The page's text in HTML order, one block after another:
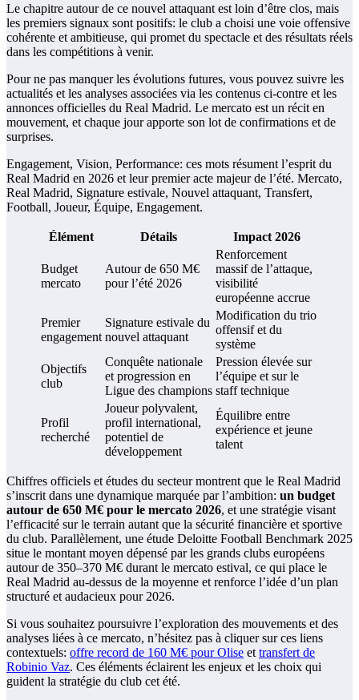
Le chapitre autour de ce nouvel attaquant est loin d’être clos, mais
les premiers signaux sont positifs: le club a choisi une voie offensive
cohérente et ambitieuse, qui promet du spectacle et des résultats réels
dans les compétitions à venir.
Pour ne pas manquer les évolutions futures, vous pouvez suivre les
actualités et les analyses associées via les contenus ci-contre et les
annonces officielles du Real Madrid. Le mercato est un récit en
mouvement, et chaque jour apporte son lot de confirmations et de
surprises.
Engagement, Vision, Performance: ces mots résument l’esprit du
Real Madrid en 2026 et leur premier acte majeur de l’été. Mercato,
Real Madrid, Signature estivale, Nouvel attaquant, Transfert,
Football, Joueur, Équipe, Engagement.
Élément Détails Impact 2026
Budget
mercato
Autour de 650 M€
pour l’été 2026
Renforcement
massif de l’attaque,
visibilité
européenne accrue
Premier
engagement
Signature estivale du
nouvel attaquant
Modification du trio
offensif et du
système
Objectifs
club
Conquête nationale
et progression en
Ligue des champions
Pression élevée sur
l’équipe et sur le
staff technique
Profil
recherché
Joueur polyvalent,
profil international,
potentiel de
développement
Équilibre entre
expérience et jeune
talent
Chiffres officiels et études du secteur montrent que le Real Madrid
s’inscrit dans une dynamique marquée par l’ambition: un budget
autour de 650 M€ pour le mercato 2026, et une stratégie visant
l’efficacité sur le terrain autant que la sécurité financière et sportive
du club. Parallèlement, une étude Deloitte Football Benchmark 2025
situe le montant moyen dépensé par les grands clubs européens
autour de 350–370 M€ durant le mercato estival, ce qui place le
Real Madrid au-dessus de la moyenne et renforce l’idée d’un plan
structuré et audacieux pour 2026.
Si vous souhaitez poursuivre l’exploration des mouvements et des
analyses liées à ce mercato, n’hésitez pas à cliquer sur ces liens
contextuels: offre record de 160 M€ pour Olise et transfert de
Robinio Vaz. Ces éléments éclairent les enjeux et les choix qui
guident la stratégie du club cet été.